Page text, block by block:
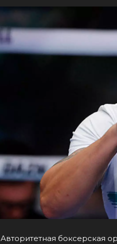
Авторитетная боксерская